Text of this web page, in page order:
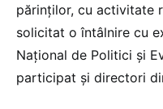
părinților, cu activitate
solicitat o întâlnire cu
Național de Politici și
participat și directori